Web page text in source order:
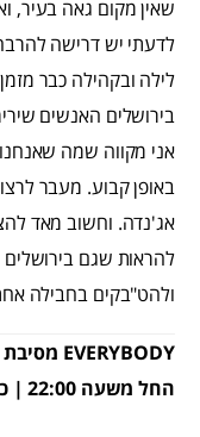
שאין מקום גאה בעיר,
לדעתי יש דרישה
לילה ובקהילה כבר
בירושלים האנשים
אני מקווה שמה
באופן קבוע. מעבר
אג'נדה. וחשוב מאד
להראות שגם בירושלים
ולהט"בקים בחבילה
החל משעה 22:00 | כורש 7 ירושלים